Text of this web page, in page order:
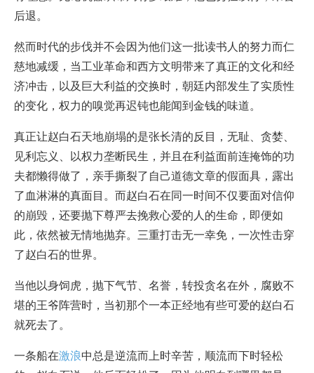
后退。
然而时代的步伐并不会因为他们这一批读书人的努力而仁
慈地减缓，当工业革命和西方文明带来了真正的文化和经
济冲击，以及巨大利益的交换时，朝廷内部发生了实质性
的变化，权力的嗅觉再迟钝也能闻到金钱的味道。
真正让赵白石天地崩塌的是张长清的反目，无耻、贪婪、
见利忘义、以权力垄断民生，并且在利益面前连掩饰的功
夫都懒得做了，亲手撕裂了自己道德文章的假面具，露出
了血淋淋的真面目。而赵白石在同一时间不仅要面对信仰
的崩毁，还要抛下尊严去挽救心爱的人的生命，即便如
此，依然被无情地抛弃。三重打击无一幸免，一次性击穿
了赵白石的世界。
当他以身饲虎，抛下气节、名誉，转投贪名在外，腐败不
堪的王爷阵营时，当初那个一本正经地有些可爱的赵白石
就死去了。
一条船在激浪中总是逆流而上时辛苦，顺流而下时轻松